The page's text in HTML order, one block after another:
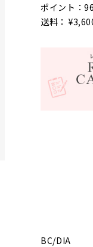
ポイント：
送料：
BC/DIA